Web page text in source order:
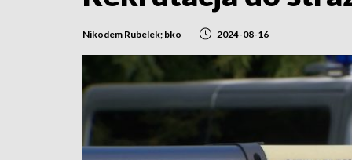
Nikodem Rubelek; bko 2024-08-16